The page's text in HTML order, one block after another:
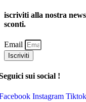
iscriviti alla nostra
sconti.
Email
Iscriviti
sui social !
Instagram Tiktok